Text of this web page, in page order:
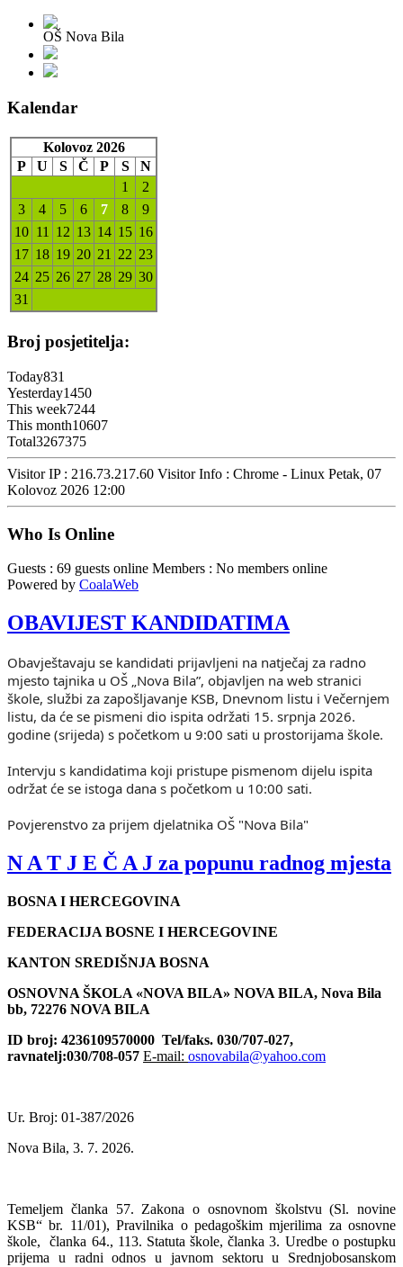
OŠ Nova Bila
Kalendar
Kolovoz 2026
P
U S Č P S
N
1
2
3
4 5 6 7 8
9
10 11 12 13 14 15 16
17 18 19 20 21 22 23
24 25 26 27 28 29 30
31
Broj posjetitelja:
Today831
Yesterday1450
This week7244
This month10607
Total3267375
Visitor IP : 216.73.217.60 Visitor Info : Chrome - Linux Petak, 07
Kolovoz 2026 12:00
Who Is Online
Guests : 69 guests online Members : No members online
Powered by CoalaWeb
OBAVIJEST KANDIDATIMA
Obavještavaju se kandidati prijavljeni na natječaj za radno
mjesto tajnika u OŠ „Nova Bila”, objavljen na web stranici
škole, službi za zapošljavanje KSB, Dnevnom listu i Večernjem
listu, da će se pismeni dio ispita održati 15. srpnja 2026.
godine (srijeda) s početkom u 9:00 sati u prostorijama škole.
Intervju s kandidatima koji pristupe pismenom dijelu ispita
održat će se istoga dana s početkom u 10:00 sati.
Povjerenstvo za prijem djelatnika OŠ "Nova Bila"
N A T J E Č A J za popunu radnog mjesta
BOSNA I HERCEGOVINA
FEDERACIJA BOSNE I HERCEGOVINE
KANTON SREDIŠNJA BOSNA
OSNOVNA ŠKOLA «NOVA BILA» NOVA BILA, Nova Bila
bb, 72276 NOVA BILA
ID broj: 4236109570000 Tel/faks. 030/707-027,
ravnatelj:030/708-057 E-mail: osnovabila@yahoo.com
Ur. Broj: 01-387/2026
Nova Bila, 3. 7. 2026.
Temeljem članka 57. Zakona o osnovnom školstvu (Sl. novine
KSB“ br. 11/01), Pravilnika o pedagoškim mjerilima za osnovne
škole,
članka 64., 113. Statuta škole, članka 3. Uredbe o postupku
prijema u radni odnos u javnom sektoru u Srednjobosanskom